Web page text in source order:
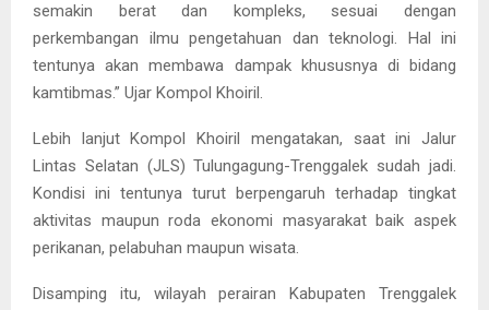
semakin berat dan kompleks, sesuai dengan
perkembangan ilmu pengetahuan dan teknologi. Hal ini
tentunya akan membawa dampak khususnya di bidang
kamtibmas.” Ujar Kompol Khoiril.
Lebih lanjut Kompol Khoiril mengatakan, saat ini Jalur
Lintas Selatan (JLS) Tulungagung-Trenggalek sudah jadi.
Kondisi ini tentunya turut berpengaruh terhadap tingkat
aktivitas maupun roda ekonomi masyarakat baik aspek
perikanan, pelabuhan maupun wisata.
Disamping itu, wilayah perairan Kabupaten Trenggalek